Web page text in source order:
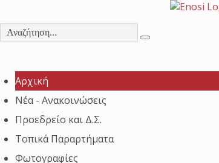
Αρχική
Νέα - Ανακοινώσεις
Προεδρείο και Δ.Σ.
Τοπικά Παραρτήματα
Φωτογραφίες